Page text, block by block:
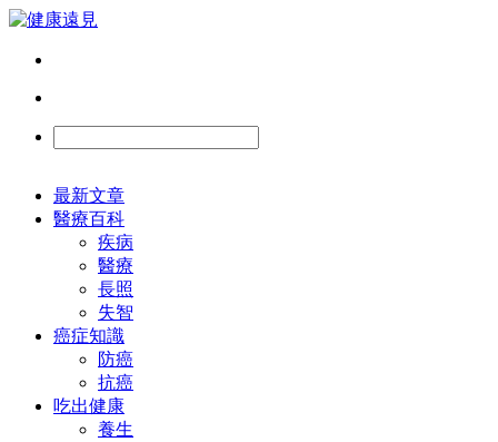
最新文章
醫療百科
疾病
醫療
長照
失智
癌症知識
防癌
抗癌
吃出健康
養生